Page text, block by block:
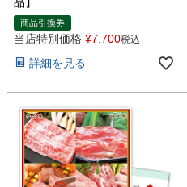
商品引換券
当店特別価格 ¥7,700税込
詳細を見る